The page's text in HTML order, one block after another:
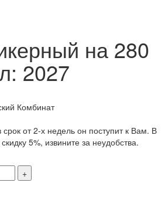
на 280
2027
Комбинат
от 2-х недель он поступит к Вам. В
5%, извините за неудобства.
+